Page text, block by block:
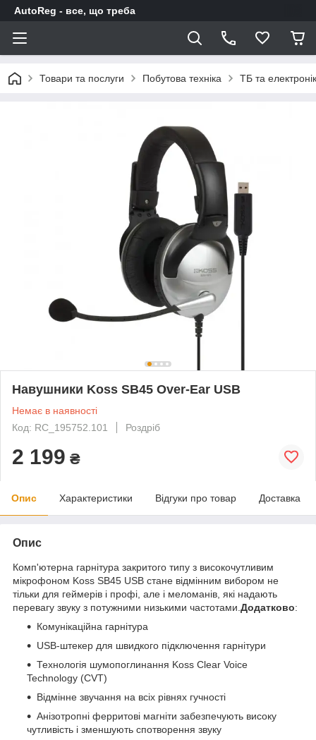
AutoReg - все, що треба
Товари та послуги Побутова техніка ТБ та
Навушники Koss SB45 Over-Ear USB
Немає в наявності
Код: RC_195752.101
Роздріб
2 199 ₴
Опис Характеристики Відгуки про товар Доставка
Опис
Комп'ютерна гарнітура закритого типу з високочутливим
мікрофоном Koss SB45 USB стане відмінним вибором не
тільки для геймерів і профі, але і меломанів, які надають
перевагу звуку з потужними низькими частотами. Додатково:
Комунікаційна гарнітура
USB-штекер для швидкого підключення гарнітури
Технологія шумопоглинання Koss Clear Voice
Technology (CVT)
Відмінне звучання на всіх рівнях гучності
Анізотропні ферритові магніти забезпечують високу
чутливість і зменшують спотворення звуку